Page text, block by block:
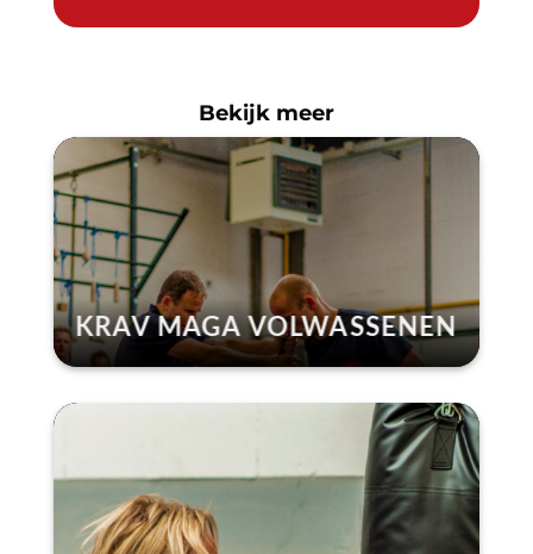
Bekijk meer
KRAV MAGA VOLWASSENEN